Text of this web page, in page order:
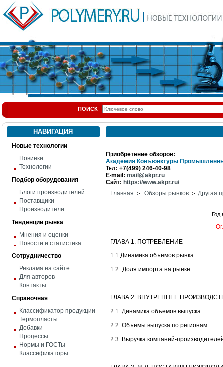
ПОИСК
НАВИГАЦИЯ
Новые технологии
Новинки
Технологии
Подбор оборудования
Блоги производителей
Поставщики
Производители
Тенденции рынка
Мнения и оценки
Новости и статистика
Сотрудничество
Реклама на сайте
Для авторов
Контакты
Справочная
Классификатор продукции
Термопласты
Добавки
Процессы
Нормы и ГОСТы
Классификаторы
Приобретение обзоров:
Академия Конъюнктуры
Тел: +7(499) 246-40-98
E-mail: mail@akpr.ru
Сайт: https://www.akpr.ru/
Главная > Обзоры рынков > Другая
Год
ГЛАВА 1. ПОТРЕБЛЕНИЕ
1.1.Динамика объемов рынка
1.2. Доля импорта на рынке
ГЛАВА 2. ВНУТРЕННЕЕ
2.1. Динамика объемов выпуска
2.2. Объемы выпуска по регионам
2.3. Выручка компаний-